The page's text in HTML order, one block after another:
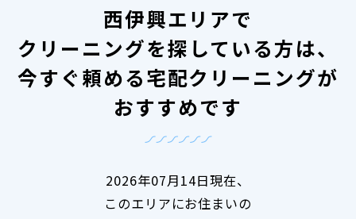
西伊興エリアで
クリーニングを探している方は、
今すぐ頼める宅配クリーニングが
おすすめです
2026年07月14日現在、
このエリアにお住まいの